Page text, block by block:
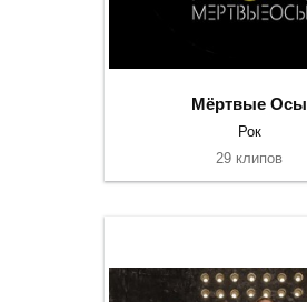
Мёртвые Осы
Рок
29 клипов